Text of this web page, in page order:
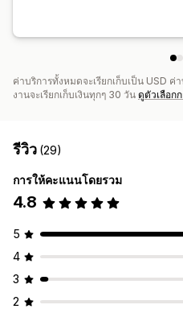
ค่าบริการทั้งหมดจะเรียกเก็บเป็น USD
งานจะเรียกเก็บเงินทุกๆ 30 วัน ดูตัวเลือก
รีวิว (29)
การให้คะแนนโดยรวม
4.8
5
4
3
2